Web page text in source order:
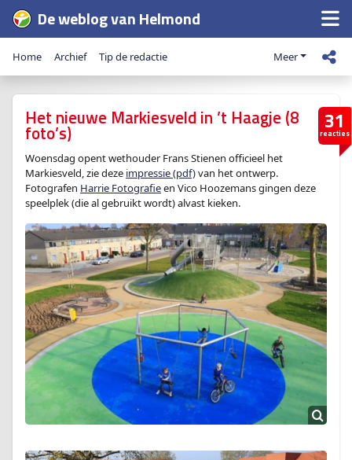
De weblog van Helmond
Home Archief Tip de redactie Meer
31
reacties
Het nieuwe Markiesveld in ’t Haagje (8
foto’s)
Woensdag opent wethouder Frans Stienen officieel het
Markiesveld, zie deze impressie (pdf)van het ontwerp.
Fotografen Harrie Fotografieen Vico Hoozemans gingen deze
speelplek (die al gebruikt wordt) alvast kieken.